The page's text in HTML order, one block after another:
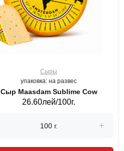
Сыры
упаковка: на развес
Сыр Maasdam Sublime Cow
26.60лей/100г.